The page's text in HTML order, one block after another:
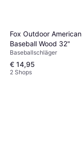
Fox Outdoor American
Baseball Wood 32"
Baseballschläger
€ 14,95
2 Shops